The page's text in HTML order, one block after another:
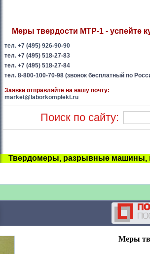
Меры твердости МТР-1 - успейте
тел. +7 (495) 926-90-90
тел. +7 (495) 518-27-83
тел. +7 (495) 518-27-84
тел. 8-800-100-70-98 (звонок бесплатный по
Заявки отправляйте на нашу почту:
market@laborkomplekt.ru
Поиск по сайту:
Твердомеры, разрывные машины,
Меры